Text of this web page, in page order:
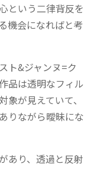
という二律背反を
機会になればと考
ト&ジャンヌ=ク
品は透明なフィル
が見えていて、
りながら曖昧にな
あり、透過と反射